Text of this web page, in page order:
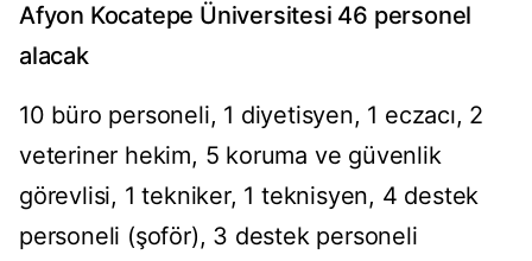
Afyon Kocatepe Üniversitesi 46 personel
alacak
10 büro personeli, 1 diyetisyen, 1 eczacı, 2
veteriner hekim, 5 koruma ve güvenlik
görevlisi, 1 tekniker, 1 teknisyen, 4 destek
personeli (şoför), 3 destek personeli